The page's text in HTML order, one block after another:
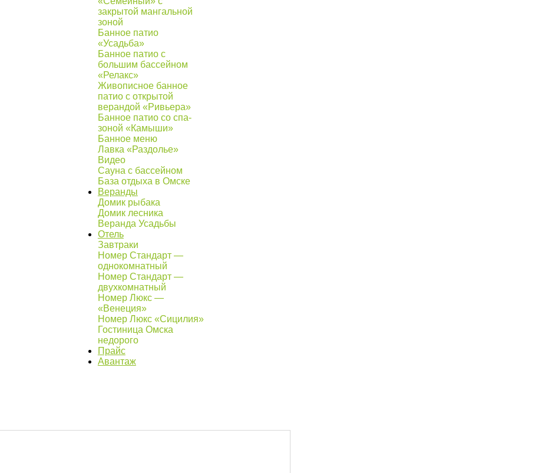
закрытой мангальной
зоной
Банное патио
«Усадьба»
Банное патио с
большим бассейном
«Релакс»
Живописное банное
патио с открытой
верандой «Ривьера»
Банное патио со спа-
зоной «Камыши»
Банное меню
Лавка «Раздолье»
Видео
Сауна с бассейном
База отдыха в Омске
Веранды
Домик рыбака
Домик лесника
Веранда Усадьбы
Отель
Завтраки
Номер Стандарт —
однокомнатный
Номер Стандарт —
двухкомнатный
Номер Люкс —
«Венеция»
Номер Люкс «Сицилия»
Гостиница Омска
недорого
Прайс
Авантаж